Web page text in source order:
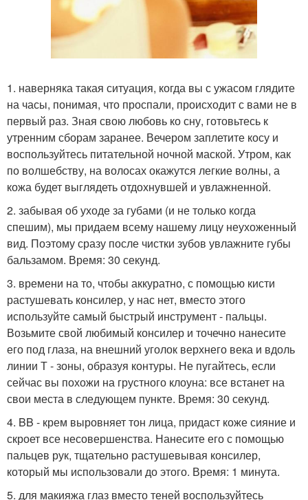
1. наверняка такая ситуация, когда вы с ужасом глядите
на часы, понимая, что проспали, происходит с вами не в
первый раз. Зная свою любовь ко сну, готовьтесь к
утренним сборам заранее. Вечером заплетите косу и
воспользуйтесь питательной ночной маской. Утром, как
по волшебству, на волосах окажутся легкие волны, а
кожа будет выглядеть отдохнувшей и увлажненной.
2. забывая об уходе за губами (и не только когда
спешим), мы придаем всему нашему лицу неухоженный
вид. Поэтому сразу после чистки зубов увлажните губы
бальзамом. Время: 30 секунд.
3. времени на то, чтобы аккуратно, с помощью кисти
растушевать консилер, у нас нет, вместо этого
используйте самый быстрый инструмент - пальцы.
Возьмите свой любимый консилер и точечно нанесите
его под глаза, на внешний уголок верхнего века и вдоль
линии Т - зоны, образуя контуры. Не пугайтесь, если
сейчас вы похожи на грустного клоуна: все встанет на
свои места в следующем пункте. Время: 30 секунд.
4. BB - крем выровняет тон лица, придаст коже сияние и
скроет все несовершенства. Нанесите его с помощью
пальцев рук, тщательно растушевывая консилер,
который мы использовали до этого. Время: 1 минута.
5. для макияжа глаз вместо теней воспользуйтесь